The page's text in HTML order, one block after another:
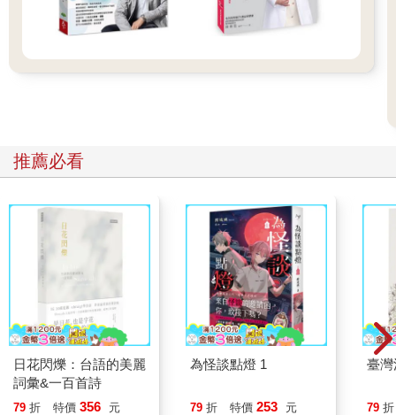
推薦必看
日花閃爍：台語的美麗
詞彙&一百首詩
79 折 特價 356 元
為怪談點燈 1
79 折 特價 253 元
臺
79 折